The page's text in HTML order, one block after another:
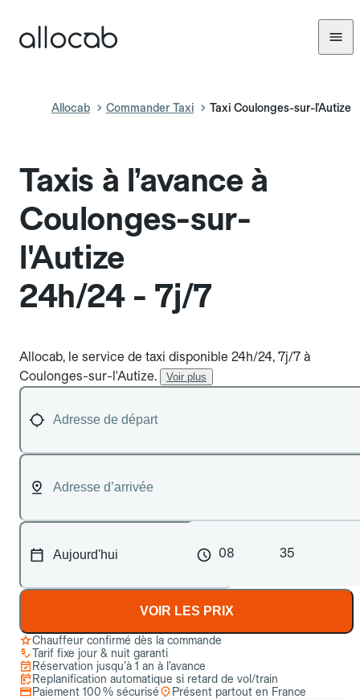
Allocab Commander Taxi Taxi Coulonges-sur-l'Autize
Taxis à l’avance à
Coulonges-sur-
l'Autize
24h/24 - 7j/7
Allocab, le service de taxi disponible 24h/24, 7j/7 à
Coulonges-sur-l'Autize.
Voir plus
08 35
VOIR LES PRIX
Chauffeur confirmé dès la commande
Tarif fixe jour & nuit garanti
Réservation jusqu’à 1 an à l’avance
Replanification automatique si retard de vol/train
Paiement 100 % sécurisé
Présent partout en France